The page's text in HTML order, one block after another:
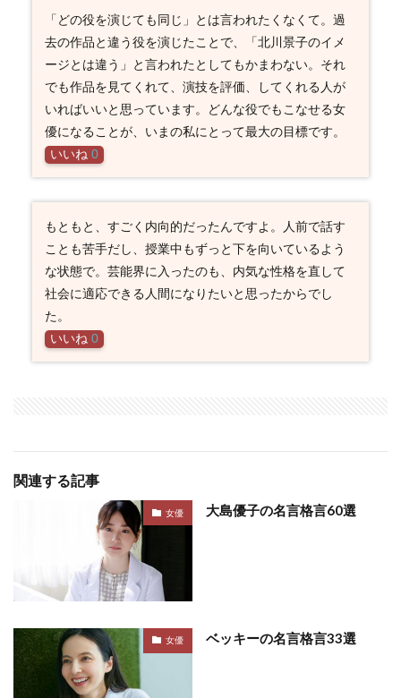
「どの役を演じても同じ」とは言われたくなくて。過
去の作品と違う役を演じたことで、「北川景子のイメ
ージとは違う」と言われたとしてもかまわない。それ
でも作品を見てくれて、演技を評価、してくれる人が
いればいいと思っています。どんな役でもこなせる女
優になることが、いまの私にとって最大の目標です。
いいね 0
もともと、すごく内向的だったんですよ。人前で話す
ことも苦手だし、授業中もずっと下を向いているよう
な状態で。芸能界に入ったのも、内気な性格を直して
社会に適応できる人間になりたいと思ったからでし
た。
いいね 0
関連する記事
女優 大島優子の名言格言60選
女優 ベッキーの名言格言33選